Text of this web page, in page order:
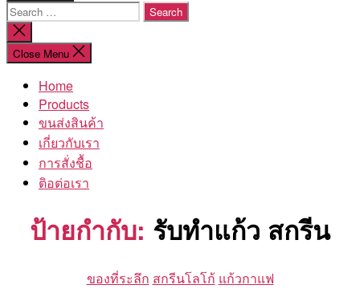
Search
for:
Close
search
Close Menu
Home
Products
ขนส่งสินค้า
เกี่ยวกับเรา
การสั่งชื้อ
ติอต่อเรา
ป้ายกำกับ: รับทำแก้ว สกรีน
Categories
ของที่ระลึก สกรีนโลโก้ แก้วกาแฟ